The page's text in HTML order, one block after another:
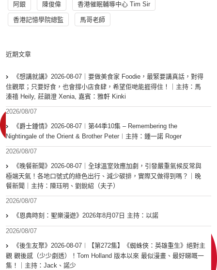
阿銀 陳俊偉 香港催眠輔導中心 Tim Sir
香港記憶學院總監 馬哥老師
近期文章
《想講就講》2026-08-07｜要做美食家 Foodie，最緊要講真話，對得
住觀眾；只要好食，也會撐小店食肆，希望佢哋能捱得住！｜主持：馬
溱禧 Heily, 莊韻澄 Xenia, 嘉賓：雅軒 Kinki
2026/08/07
《爵士鍾情》2026-08-07︱第44季10集 – Remembering the
Nightingale of the Orient & Brother Peter︱主持：鍾一諾 Roger
2026/08/07
《晚餐新聞》2026-08-07｜全球溫室效應加劇，引發嚴重氣候反常與
極端天氣！各地口號式的綠色出行、減少碳排，實際又做得到嗎？｜晚
餐新聞｜主持：陳珏明、劉銳紹（夫子）
2026/08/07
《恩典時刻：聖樂漫遊》2026年8月07日 主持：以諾
2026/08/07
《後生友聚》2026-08-07︱【第272集】《蜘蛛俠：英雄重生》絕對主
觀 觀後感（少少劇透）！Tom Holland 版本以來 最似漫畫、最好睇嘅一
集！｜主持：Jack、諾少